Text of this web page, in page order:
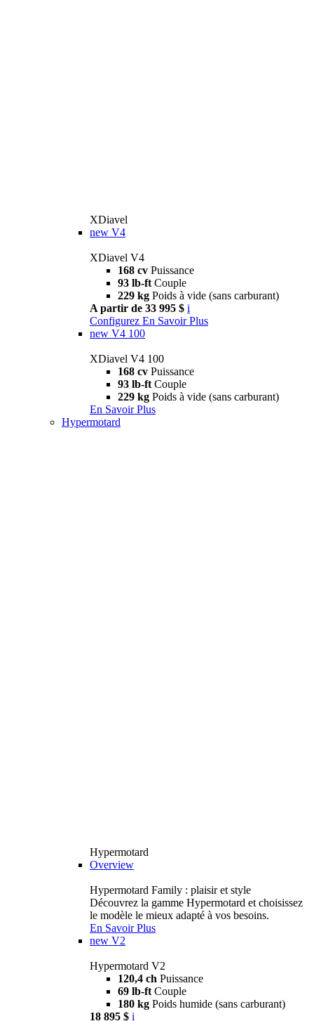
XDiavel
new V4
XDiavel V4
168 cv Puissance
93 lb-ft Couple
229 kg Poids à vide (sans carburant)
A partir de 33 995 $ i
Configurez En Savoir Plus
new V4 100
XDiavel V4 100
168 cv Puissance
93 lb-ft Couple
229 kg Poids à vide (sans carburant)
En Savoir Plus
Hypermotard
Hypermotard
Overview
Hypermotard Family : plaisir et style
Découvrez la gamme Hypermotard et choisissez
le modèle le mieux adapté à vos besoins.
En Savoir Plus
new V2
Hypermotard V2
120,4 ch Puissance
69 lb-ft Couple
180 kg Poids humide (sans carburant)
18 895 $ i